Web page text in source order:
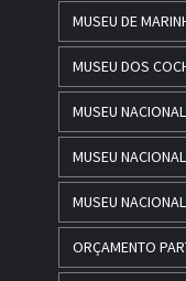
MUSEU DE
MUSEU DOS
MUSEU
MUSEU
MUSEU
ORÇAMENTO